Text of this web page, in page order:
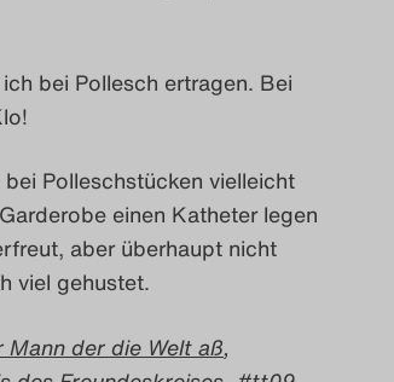
bei Pollesch ertragen. Bei
Polleschstücken vielleicht
einen Katheter legen
aber überhaupt nicht
viel gehustet.
Mann der die Welt aß,